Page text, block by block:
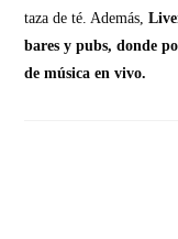
taza de té. Además,
bares y pubs, donde
de música en vivo.